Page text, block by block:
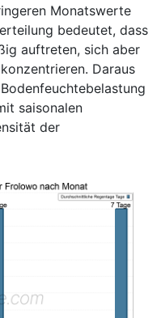
Monatswerte
bedeutet, dass
auftreten, sich aber
Daraus
saisonalen
der